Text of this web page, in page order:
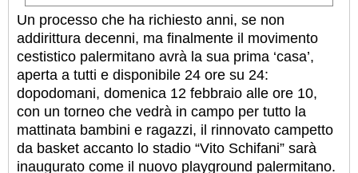
Un processo che ha richiesto anni, se non
addirittura decenni, ma finalmente il movimento
cestistico palermitano avrà la sua prima ‘casa’,
aperta a tutti e disponibile 24 ore su 24:
dopodomani, domenica 12 febbraio alle ore 10,
con un torneo che vedrà in campo per tutto la
mattinata bambini e ragazzi, il rinnovato campetto
da basket accanto lo stadio “Vito Schifani” sarà
inaugurato come il nuovo playground palermitano.